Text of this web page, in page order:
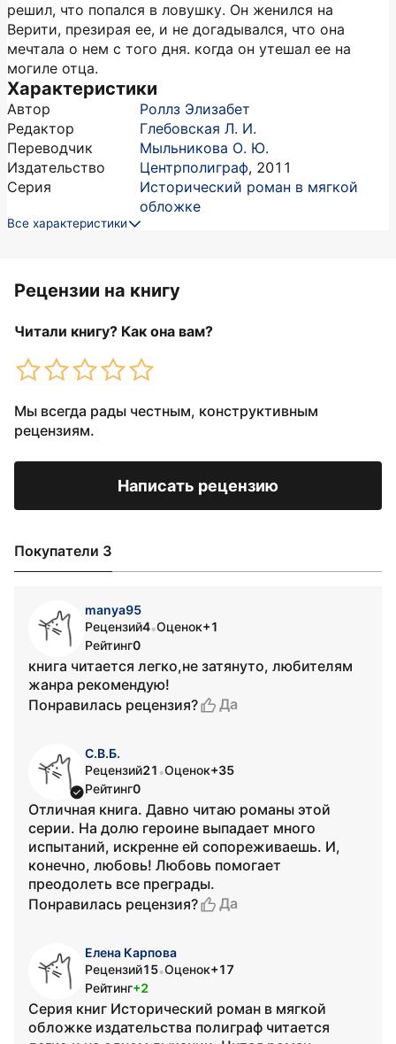
решил, что попался в ловушку. Он женился на
Верити, презирая ее, и не догадывался, что она
мечтала о нем с того дня. когда он утешал ее на
могиле отца.
Характеристики
Автор
Роллз Элизабет
Редактор
Глебовская Л. И.
Переводчик
Мыльникова О. Ю.
Издательство
Центрполиграф, 2011
Серия
Исторический роман в мягкой
обложке
Все характеристики
Рецензии на книгу
Читали книгу? Как она вам?
Мы всегда рады честным, конструктивным
рецензиям.
Написать рецензию
Покупатели 3
manya95
Рецензий4•Оценок+1
Рейтинг0
книга читается легко,не затянуто, любителям
жанра рекомендую!
Понравилась рецензия?
Да
С.В.Б.
Рецензий21 •Оценок+35
Рейтинг0
Отличная книга. Давно читаю романы этой
серии. На долю героине выпадает много
испытаний, искренне ей сопореживаешь. И,
конечно, любовь! Любовь помогает
преодолеть все преграды.
Понравилась рецензия?
Да
Елена Карпова
Рецензий15•Оценок+17
Рейтинг+2
Серия книг Исторический роман в мягкой
обложке издательства полиграф читается